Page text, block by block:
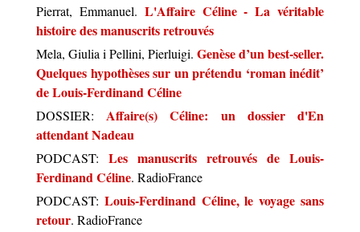
Pierrat, Emmanuel. L'Affaire Céline - La véritable
histoire des manuscrits retrouvés
Mela, Giulia i Pellini, Pierluigi. Genèse d’un best-seller.
Quelques hypothèses sur un prétendu ‘roman inédit’
de Louis-Ferdinand Céline
DOSSIER: Affaire(s) Céline: un dossier d'En
attendant Nadeau
PODCAST: Les manuscrits retrouvés de Louis-
Ferdinand Céline. RadioFrance
PODCAST: Louis-Ferdinand Céline, le voyage sans
retour. RadioFrance